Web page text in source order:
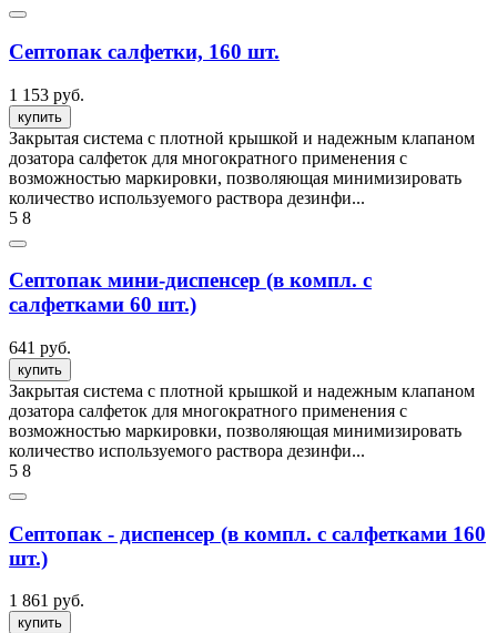
Септопак салфетки, 160 шт.
1 153 руб.
купить
Закрытая система с плотной крышкой и надежным клапаном
дозатора салфеток для многократного применения с
возможностью маркировки, позволяющая минимизировать
количество используемого раствора дезинфи...
5 8
Септопак мини-диспенсер (в компл. с
салфетками 60 шт.)
641 руб.
купить
Закрытая система с плотной крышкой и надежным клапаном
дозатора салфеток для многократного применения с
возможностью маркировки, позволяющая минимизировать
количество используемого раствора дезинфи...
5 8
Септопак - диспенсер (в компл. с салфетками 160
шт.)
1 861 руб.
купить